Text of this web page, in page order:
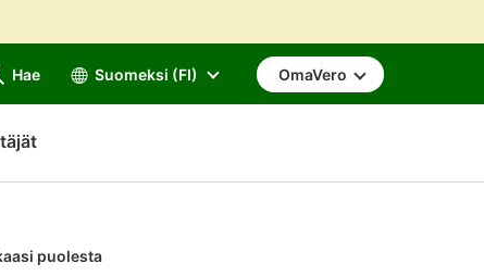
Hae Suomeksi (FI) OmaVero
puolesta